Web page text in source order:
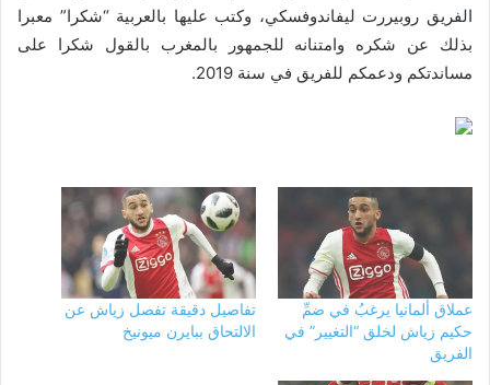
الفريق روبيررت ليفاندوفسكي، وكتب عليها بالعربية “شكرا” معبرا
بذلك عن شكره وامتنانه للجمهور بالمغرب بالقول شكرا على
مساندتكم ودعمكم للفريق في سنة 2019.
عملاق ألمانيا يرغبُ في ضمِّ
حكيم زياش لخلق “التغيير” في
الفريق
تفاصيل دقيقة تفصل زياش عن
الالتحاق ببايرن ميونيخ